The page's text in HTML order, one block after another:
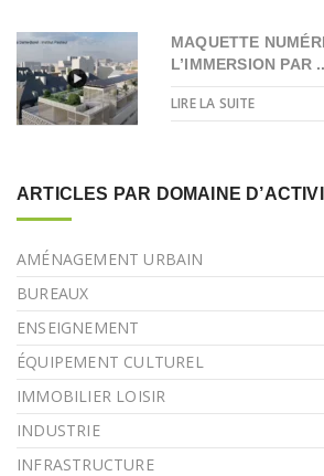
MAQUETTE
L’IMMERSION PAR
LIRE LA SUITE
ARTICLES PAR DOMAINE
AMÉNAGEMENT URBAIN
BUREAUX
ENSEIGNEMENT
ÉQUIPEMENT CULTUREL
IMMOBILIER LOISIR
INDUSTRIE
INFRASTRUCTURE